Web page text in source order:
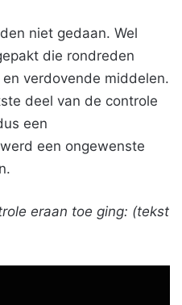
niet gedaan. Wel
die rondreden
verdovende middelen.
deel van de controle
een
een ongewenste
eraan toe ging: (tekst